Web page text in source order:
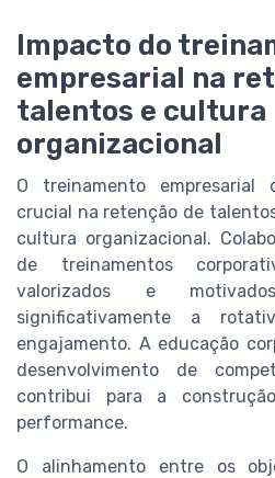
Impacto do
empresarial na
talentos e cultura
organizacional
O treinamento empresarial
crucial na retenção de
cultura organizacional.
de treinamentos
valorizados e
significativamente a
engajamento. A educação
desenvolvimento de
contribui para a
performance.
O alinhamento entre os